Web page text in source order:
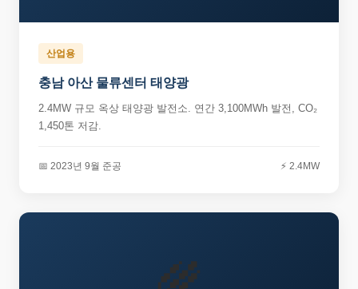
산업용
충남 아산 물류센터 태양광
2.4MW 규모 옥상 태양광 발전소. 연간 3,100MWh 발전, CO₂
1,450톤 저감.
📅 2023년 9월 준공 ⚡ 2.4MW